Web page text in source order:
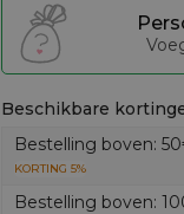
Beschikbare
Bestelling boven:
KORTING 5%
Bestelling boven: